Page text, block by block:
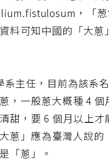
據百度「大蔥」的
，「
料可知中國的「大蔥
主任，目前為該系
，一般蔥大概種 4 個
甜，要 6 個月以上才
蔥」應為臺灣人說的